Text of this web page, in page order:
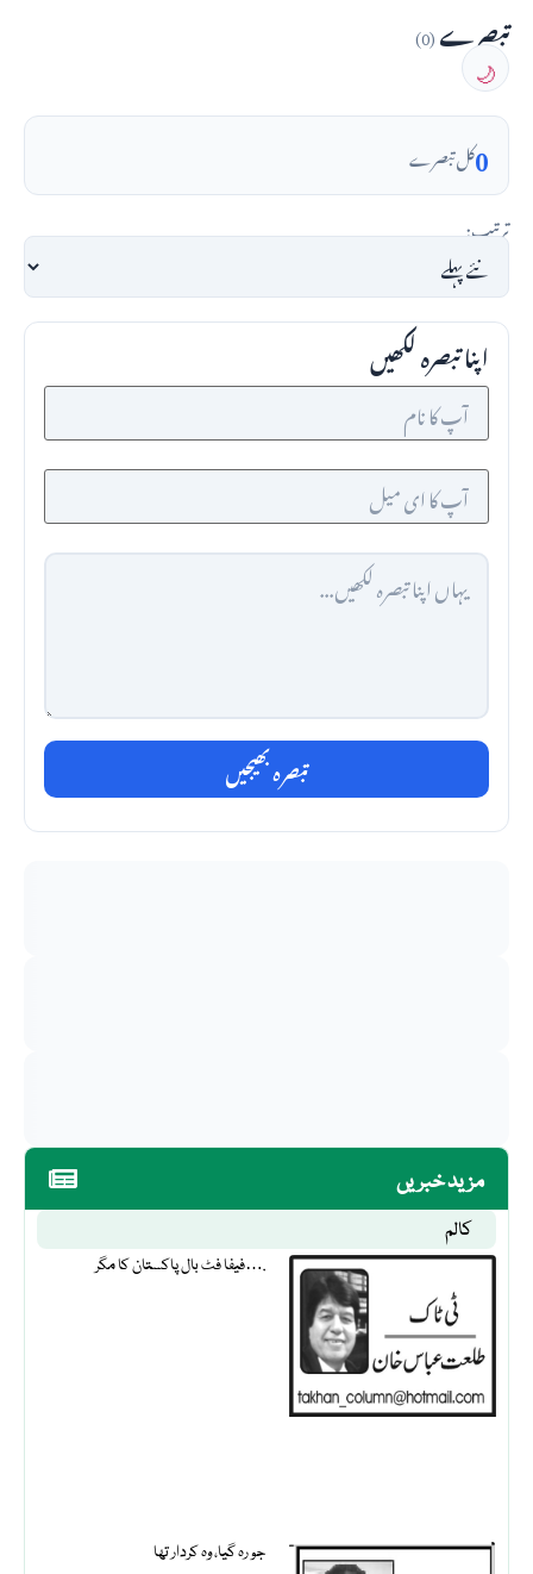
مزید خبریں
کالم
فیفا فٹ بال پاکستان کا مگر….
جو رہ گیا، وہ کردار تھا
تبصرے(0)
🌙
0کل تبصرے
ترتیب:
اپنا تبصرہ لکھیں
تبصرہ بھیجیں